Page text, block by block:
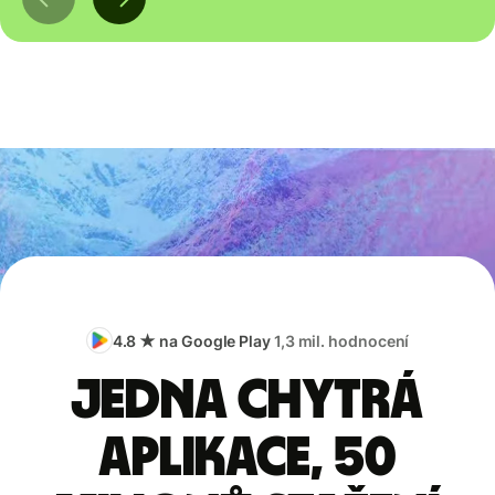
4.8 ★ na Google Play1,3 mil. hodnocení
Jedna chytrá
aplikace, 50